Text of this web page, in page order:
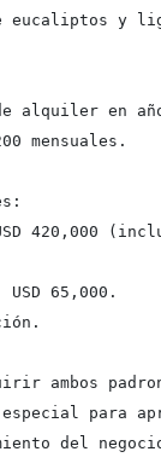
eucaliptos y
alquiler en
mensuales.
420,000
65,000.
ambos
para
del